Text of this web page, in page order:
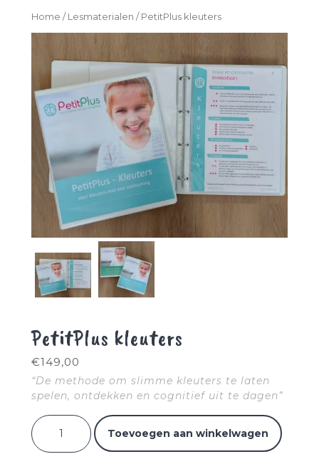
Home / Lesmaterialen / PetitPlus kleuters
PetitPlus kleuters
€149,00
“De methode om slimme kleuters te laten
spelen, ontdekken en cognitief uit te dagen”
PetitPlus kleuters aantal
Toevoegen aan winkelwagen